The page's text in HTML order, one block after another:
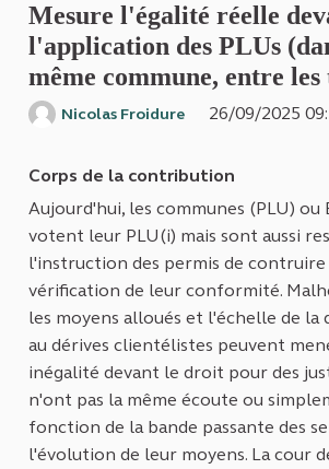
Mesure l'égalité réelle
l'application des PLUs
même commune, entre
Nicolas Froidure
26/09/2025
Corps de la contribution
Aujourd'hui, les communes (PLU) ou
votent leur PLU(i) mais sont aussi
l'instruction des permis de contruire
vérification de leur conformité.
les moyens alloués et l'échelle de la
au dérives clientélistes peuvent
inégalité devant le droit pour des
n'ont pas la même écoute ou
fonction de la bande passante des
l'évolution de leur moyens. La cour